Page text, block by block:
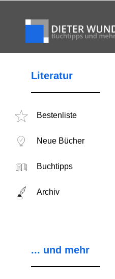
Literatur
Bestenliste
Neue Bücher
Buchtipps
Archiv
... und mehr